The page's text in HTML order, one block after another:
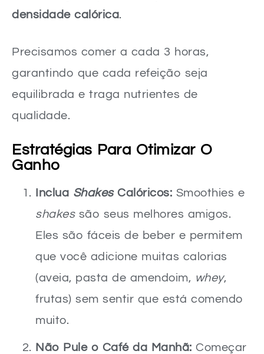
densidade calórica.
Precisamos comer a cada 3 horas,
garantindo que cada refeição seja
equilibrada e traga nutrientes de
qualidade.
Estratégias Para Otimizar O
Ganho
Inclua ShakesCalóricos: Smoothies e
shakessão seus melhores amigos.
Eles são fáceis de beber e permitem
que você adicione muitas calorias
(aveia, pasta de amendoim, whey,
frutas) sem sentir que está comendo
muito.
Não Pule o Café da Manhã: Começar